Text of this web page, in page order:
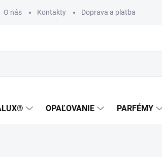
O nás Kontakty Doprava a platba
OPAĽOVANIE PARFÉMY